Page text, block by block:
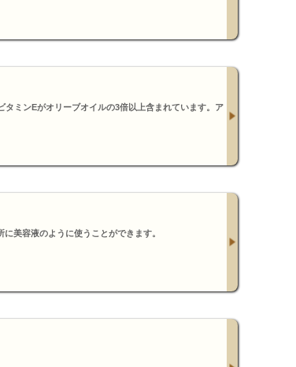
ミンEがオリーブオイルの3倍以上含まれています。ア
美容液のように使うことができます。